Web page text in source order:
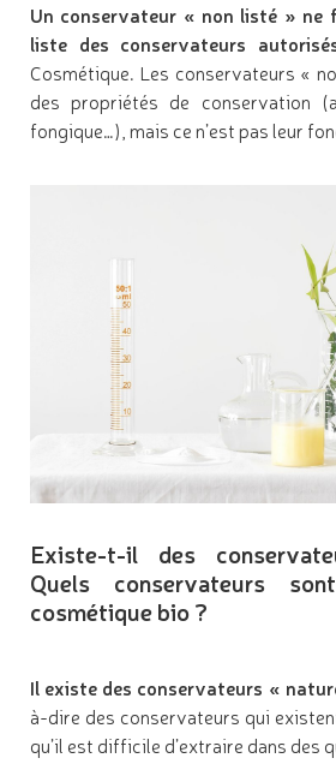
Un conservateur « non listé » ne
liste des conservateurs
Cosmétique. Les conservateurs «
des propriétés de conservation
fongique…), mais ce n’est pas leur
Existe-t-il des
Quels conservateurs
cosmétique bio ?
Il existe des conservateurs «
à-dire des conservateurs qui
qu’il est difficile d’extraire dans des